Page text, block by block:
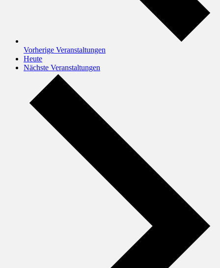
Vorherige Veranstaltungen
Heute
Nächste Veranstaltungen